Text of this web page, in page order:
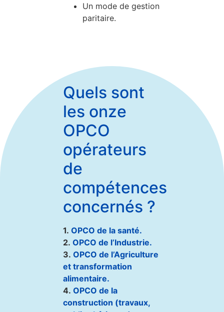
Un mode de gestion
paritaire.
Quels sont
les onze
OPCO
opérateurs
de
compétences
concernés ?
1. OPCO de la santé.
2. OPCO de l’Industrie.
3. OPCO de l’Agriculture
et transformation
alimentaire.
4. OPCO de la
construction (travaux,